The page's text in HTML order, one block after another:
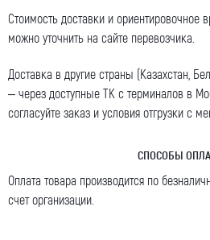
Стоимость доставки и ориентировочное
можно уточнить на сайте перевозчика.
Доставка в другие страны (Казахстан,
– через доступные ТК с терминалов в
согласуйте заказ и условия отгрузки с
СПОСОБЫ
Оплата товара производится по
счет организации.